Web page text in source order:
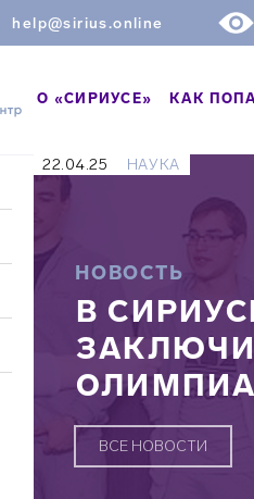
help@sirius.online
О «СИРИУСЕ» КАК
22.04.25 НАУКА
НОВОСТЬ
В
ВСЕ НОВОСТИ